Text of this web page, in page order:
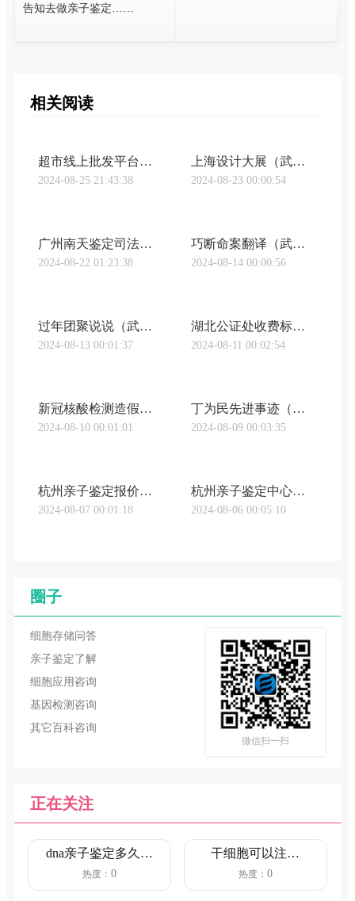
告知去做亲子鉴定……
相关阅读
超市线上批发平台有哪些品牌（武汉亲子鉴定undefined谁是最大的线上超市，天猫和京东又打成了口水战｜钛晨报）
2024-08-25 21:43:38
上海设计大展（武汉亲子鉴定undefined“上海设计10×10”全球设计高峰会，聚焦未来设计）
2024-08-23 00:00:54
广州南天鉴定司法中心（武汉明鉴亲子鉴定《广东南天司法鉴定实录》第2期“真假孙子”之谜）
2024-08-22 01:23:38
巧断命案翻译（武汉明鉴亲子鉴定巧断争子案）
2024-08-14 00:00:56
过年团聚说说（武汉咸宁亲子鉴定新年的团聚：27年在路上的父亲，终于找到儿子）
2024-08-13 00:01:37
湖北公证处收费标准（武汉亲子鉴定加急湖北公证处-在线申办公证）
2024-08-11 00:02:54
新冠核酸检测造假后果（核子亲子鉴定武汉原形毕露！靠核酸造假狂赚百亿，20多岁的张姗姗，家族背景被揭穿）
2024-08-10 00:01:01
丁为民先进事迹（武汉东西湖区亲子鉴定位置「2023最美基层民警」丁其刚：群众的幸福安宁是我不懈追求的目标武汉市公安局2024-02-12 06:50武汉市公安局2024-02-12 06:50）
2024-08-09 00:03:35
杭州亲子鉴定报价（武汉武昌区亲子鉴定多少钱杭州亲子鉴定多少钱收费标准（附2023最新亲子鉴定中心价格表））
2024-08-07 00:01:18
杭州亲子鉴定中心排名前十的医院（武汉武昌区亲子鉴定多少钱杭州亲子鉴定需要多少钱（价格详情汇总））
2024-08-06 00:05:10
圈子
细胞存储问答
亲子鉴定了解
细胞应用咨询
基因检测咨询
其它百科咨询
微信扫一扫
正在关注
dna亲子鉴定多久出
结果（5-7个工作
热度：0
干细胞可以注射
吗？（注射干细胞
热度： 0